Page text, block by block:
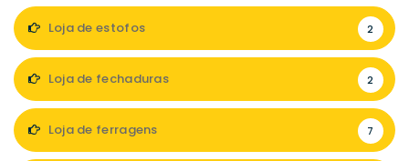
Loja de estofos 2
Loja de fechaduras 2
Loja de ferragens 7